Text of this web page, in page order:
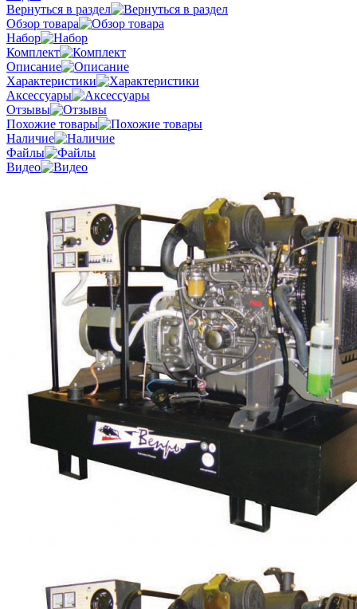
Вернуться в раздел
Обзор товара
Набор
Комплект
Описание
Характеристики
Аксессуары
Отзывы
Похожие товары
Наличие
Файлы
Видео